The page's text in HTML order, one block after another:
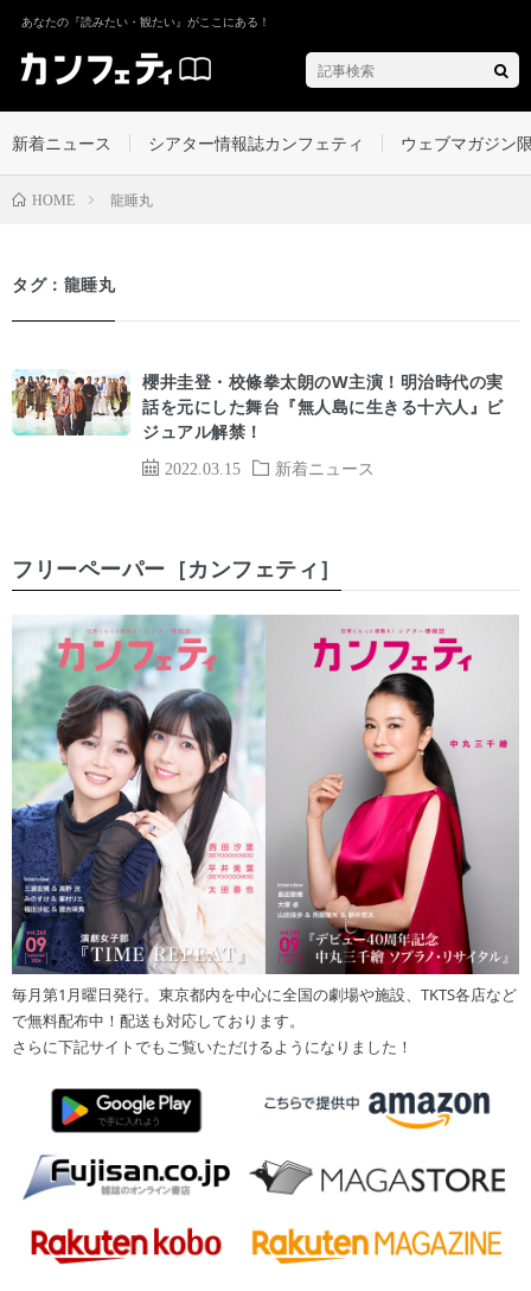
あなたの『読みたい・観たい』がここにある！
新着ニュース シアター情報誌カンフェティ ウェブマガジン
HOME 龍睡丸
タグ：龍睡丸
2022.03.15 新着ニュース
櫻井圭登・校條拳太朗のW主演！明治時代の実
話を元にした舞台『無人島に生きる十六人』ビ
ジュアル解禁！
フリーペーパー［カンフェティ］
毎月第1月曜日発行。東京都内を中心に全国の劇場や施設、TKTS各店など
で無料配布中！配送も対応しております。
さらに下記サイトでもご覧いただけるようになりました！